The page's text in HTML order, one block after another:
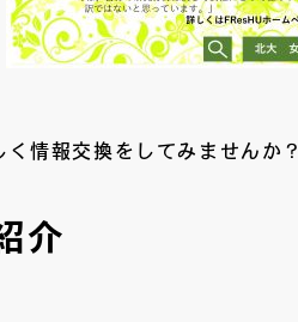
情報交換をしてみませんか？
介